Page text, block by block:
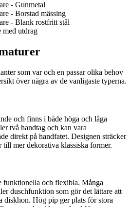
- Gunmetal
- Borstad mässing
- Blank rostfritt stål
med utdrag
som var och en passar olika behov
över några av de vanligaste typerna.
och finns i både höga och låga
två handtag och kan vara
direkt på handfatet. Designen sträcker
mer dekorativa klassiska former.
funktionella och flexibla. Många
duschfunktion som gör det lättare att
diskhon. Hög pip ger plats för stora